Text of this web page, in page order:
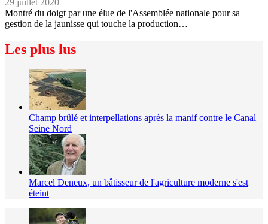
29 juillet 2020
Montré du doigt par une élue de l'Assemblée nationale pour sa
gestion de la jaunisse qui touche la production…
Les plus lus
Champ brûlé et interpellations après la manif contre le Canal
Seine Nord
Marcel Deneux, un bâtisseur de l'agriculture moderne s'est
éteint